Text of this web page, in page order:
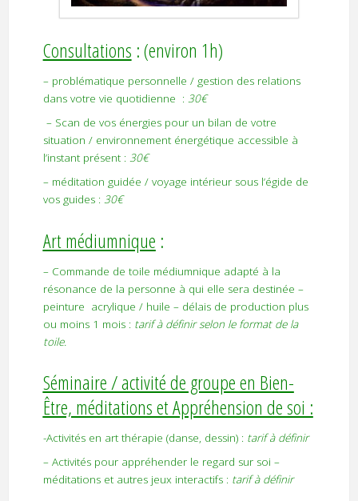
Consultations : (environ 1h)
– problématique personnelle / gestion des relations
dans votre vie quotidienne : 30€
– Scan de vos énergies pour un bilan de votre
situation / environnement énergétique accessible à
l’instant présent : 30€
– méditation guidée / voyage intérieur sous l’égide de
vos guides : 30€
Art médiumnique :
– Commande de toile médiumnique adapté à la
résonance de la personne à qui elle sera destinée –
peinture acrylique / huile – délais de production plus
ou moins 1 mois : tarif à définir selon le format de la
toile.
Séminaire / activité de groupe en Bien-
Être, méditations et Appréhension de soi :
-Activités en art thérapie (danse, dessin) : tarif à définir
– Activités pour appréhender le regard sur soi –
méditations et autres jeux interactifs : tarif à définir